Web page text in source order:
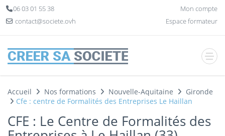
06 03 01 55 38
contact@societe.ovh
Mon compte
Espace formateur
Accueil Nos formations Nouvelle-Aquitaine
Gironde
Cfe : centre de Formalités des Entreprises Le Haillan
CFE : Le Centre de Formalités des
Panneau de gestion des cookies